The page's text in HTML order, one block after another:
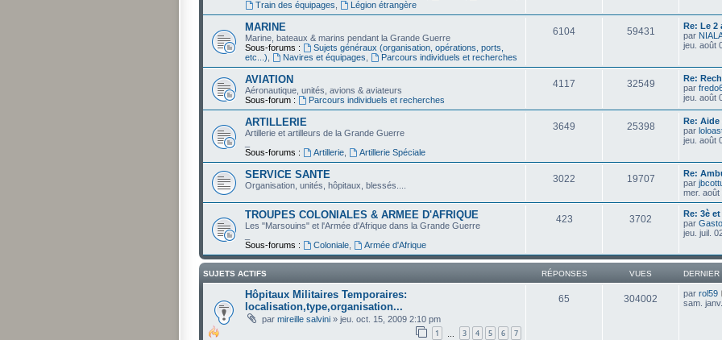
Train des équipages
Légion étrangère
MARINE
Marine, bateaux & marins pendant la Grande Guerre
Sous-forums :
Sujets généraux (organisation, opérations, ports,
etc...)
Navires et équipages Parcours individuels et recherches
6104 59431
Re: Le 2
par
jeu. août
AVIATION
Aéronautique, unités, avions & aviateurs
Sous-forum :
Parcours individuels et recherches
4117 32549
Re:
par
jeu. août
ARTILLERIE
Artillerie et artilleurs de la Grande Guerre
Sous-forums :
Artillerie, Artillerie Spéciale
3649 25398
Re:
par
jeu. août
SERVICE SANTE
Organisation, unités, hôpitaux, blessés....
3022 19707
Re:
par
mer. août
TROUPES COLONIALES & ARMEE D'AFRIQUE
Les "Marsouins" et l'Armée d'Afrique dans la Grande Guerre
Sous-forums :
Coloniale, Armée d'Afrique
423 3702
Re: 3è
par
jeu. juil.
SUJETS ACTIFS RÉPONSES VUES
Hôpitaux Militaires Temporaires:
localisation,type,organisation...
par mireille salvini » jeu. oct. 15, 2009 2:10 pm
1 3 4 5 6 7
65 304002 par rol59
sam.